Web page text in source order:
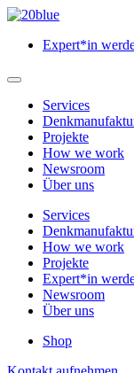
Zum
springenExpert*in
Hauptmenü
öffnenServices
Projekte
How we work
Newsroom
Über uns
Services
How we work
Projekte
Expert*in
Newsroom
Über uns
Shop
Menü